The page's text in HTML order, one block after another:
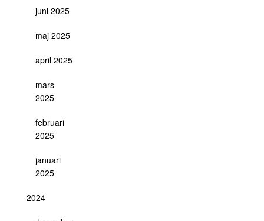
juni 2025
maj 2025
april 2025
mars
2025
februari
2025
januari
2025
2024